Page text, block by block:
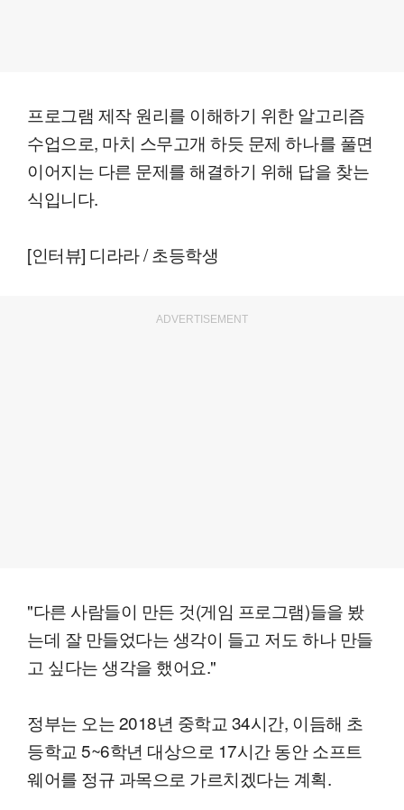
프로그램 제작 원리를 이해하기 위한 알고리즘
수업으로, 마치 스무고개 하듯 문제 하나를 풀면
이어지는 다른 문제를 해결하기 위해 답을 찾는
식입니다.
[인터뷰] 디라라 / 초등학생
ADVERTISEMENT
"다른 사람들이 만든 것(게임 프로그램)들을 봤
는데 잘 만들었다는 생각이 들고 저도 하나 만들
고 싶다는 생각을 했어요."
정부는 오는 2018년 중학교 34시간, 이듬해 초
등학교 5~6학년 대상으로 17시간 동안 소프트
웨어를 정규 과목으로 가르치겠다는 계획.